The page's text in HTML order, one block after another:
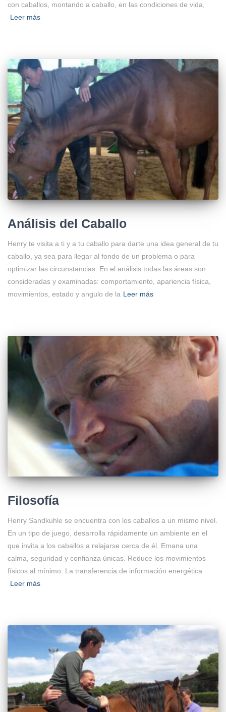
con caballos, montando a caballo, en las condiciones de vida,
Leer más
Análisis del Caballo
Henry te visita a ti y a tu caballo para darte una idea general de tu
caballo, ya sea para llegar al fondo de un problema o para
optimizar las circunstancias. En el análisis todas las áreas son
consideradas y examinadas: comportamiento, apariencia física,
movimientos, estado y angulo de la Leer más
Filosofía
Henry Sandkuhle se encuentra con los caballos a un mismo nivel.
En un tipo de juego, desarrolla rápidamente un ambiente en el
que invita a los caballos a relajarse cerca de él. Emana una
calma, seguridad y confianza únicas. Reduce los movimientos
físicos al mínimo. La transferencia de información energética
Leer más